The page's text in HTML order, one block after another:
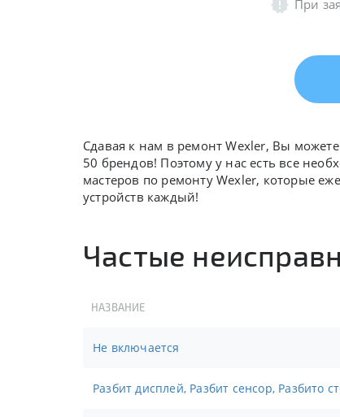
При
Сдавая к нам в ремонт Wexler, Вы
50 брендов! Поэтому у нас есть все
мастеров по ремонту Wexler, которые
устройств каждый!
Частые
НАЗВАНИЕ
Не включается
Разбит дисплей, Разбит сенсор, Разбито